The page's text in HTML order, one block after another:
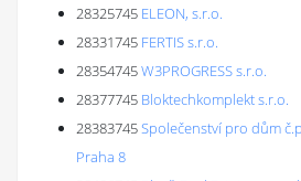
28325745 ELEON, s.r.o.
28331745 FERTIS s.r.o.
28354745W3PROGRESS s.r.o.
28377745 Bloktechkomplekt s.r.o.
28383745Společenství pro dům
Praha 8